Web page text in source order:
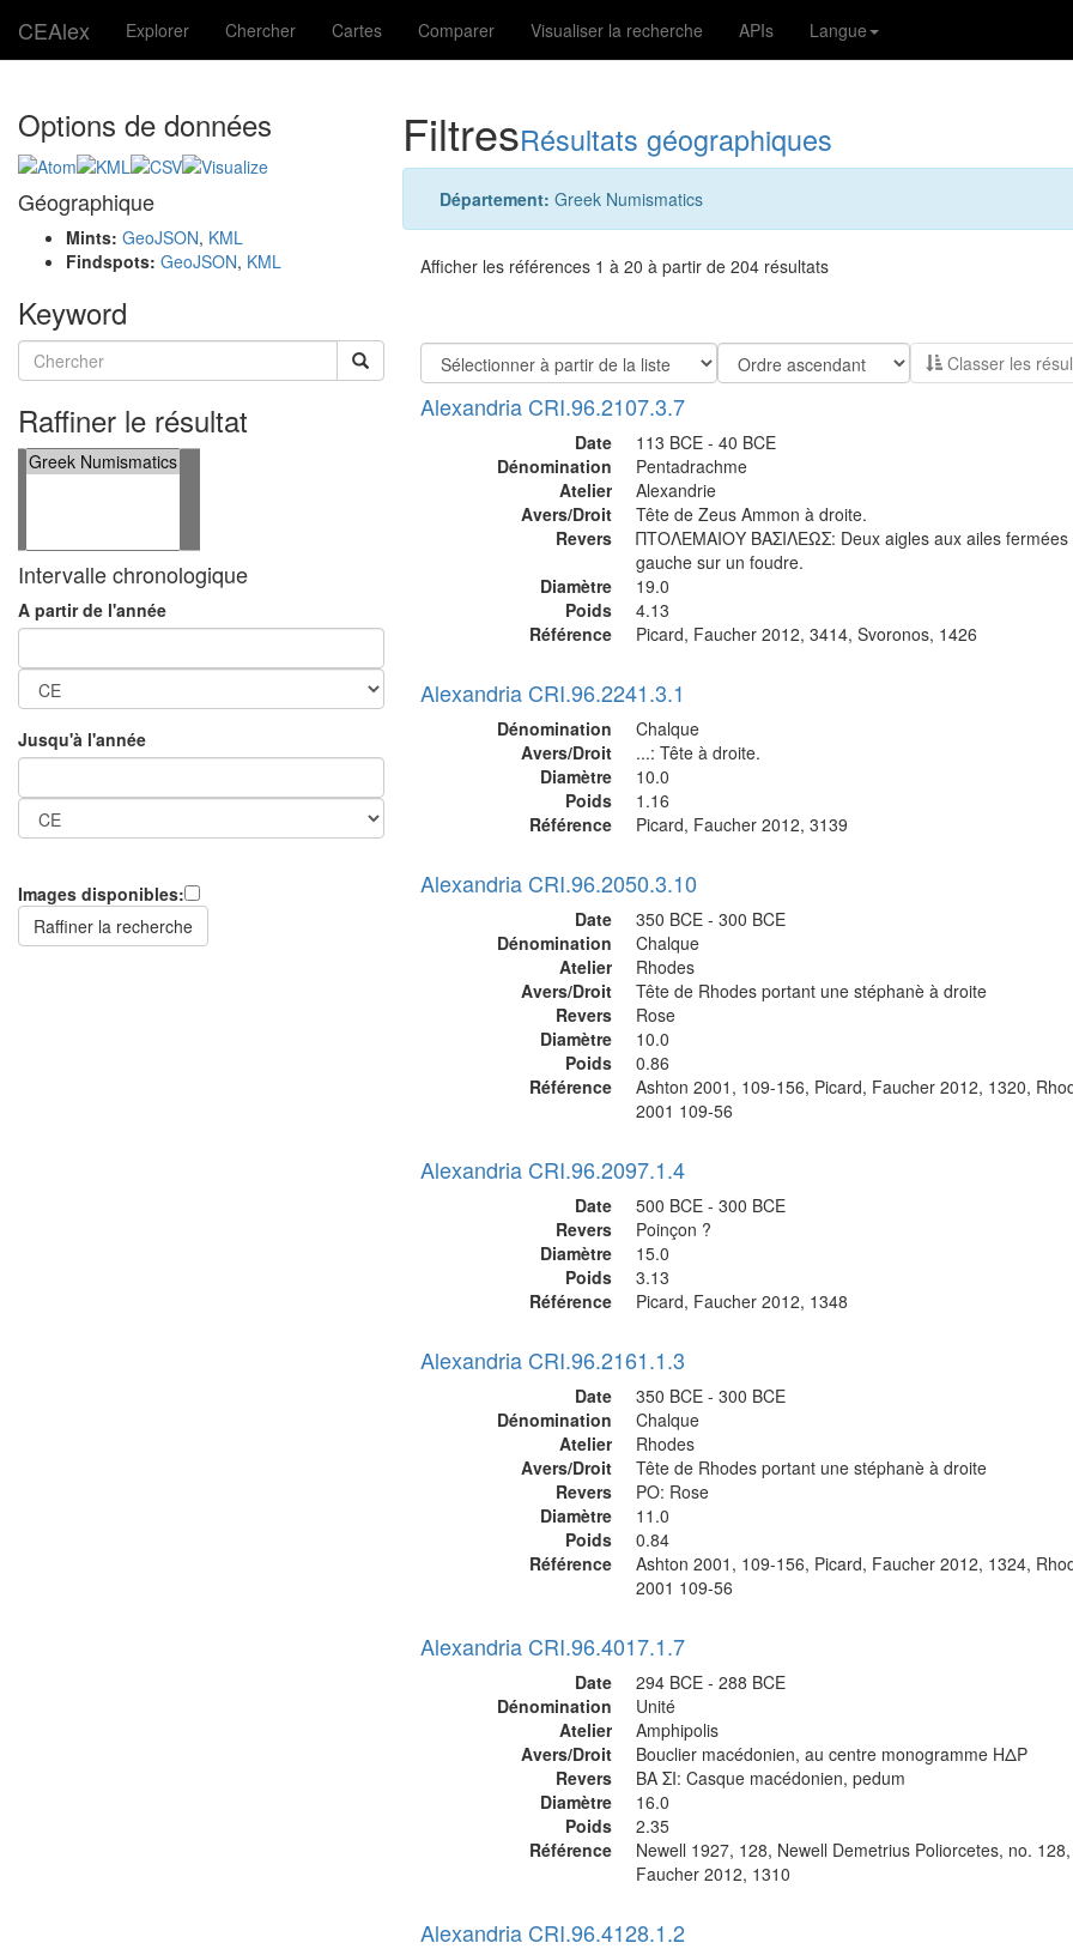
CEAlex Explorer Chercher Cartes Comparer Visualiser la recherche APIs Langue
FiltresRésultats géographiques
Département: Greek Numismatics
Afficher les références 1 à 20 à partir de 204 résultats
Classer
Alexandria CRI.96.2107.3.7
Date
113 BCE - 40 BCE
Dénomination
Pentadrachme
Atelier
Alexandrie
Avers/Droit
Tête de Zeus Ammon à droite.
Revers
ΠΤΟΛΕΜΑΙΟΥ ΒΑΣΙΛΕΩΣ: Deux aigles aux ailes fermées
gauche sur un foudre.
Diamètre
19.0
Poids
4.13
Référence
Picard, Faucher 2012, 3414, Svoronos, 1426
Alexandria CRI.96.2241.3.1
Dénomination
Chalque
Avers/Droit
...: Tête à droite.
Diamètre
10.0
Poids
1.16
Référence
Picard, Faucher 2012, 3139
Alexandria CRI.96.2050.3.10
Date
350 BCE - 300 BCE
Dénomination
Chalque
Atelier
Rhodes
Avers/Droit
Tête de Rhodes portant une stéphanè à droite
Revers
Rose
Diamètre
10.0
Poids
0.86
Référence
Ashton 2001, 109-156, Picard, Faucher 2012, 1320,
2001 109-56
Alexandria CRI.96.2097.1.4
Date
500 BCE - 300 BCE
Revers
Poinçon ?
Diamètre
15.0
Poids
3.13
Référence
Picard, Faucher 2012, 1348
Alexandria CRI.96.2161.1.3
Date
350 BCE - 300 BCE
Dénomination
Chalque
Atelier
Rhodes
Avers/Droit
Tête de Rhodes portant une stéphanè à droite
Revers
PO: Rose
Diamètre
11.0
Poids
0.84
Référence
Ashton 2001, 109-156, Picard, Faucher 2012, 1324,
2001 109-56
Alexandria CRI.96.4017.1.7
Date
294 BCE - 288 BCE
Dénomination
Unité
Atelier
Amphipolis
Avers/Droit
Bouclier macédonien, au centre monogramme ΗΔΡ
Revers
ΒΑ ΣΙ: Casque macédonien, pedum
Diamètre
16.0
Poids
2.35
Référence
Newell 1927, 128, Newell Demetrius Poliorcetes, no.
Faucher 2012, 1310
Alexandria CRI.96.4128.1.2
Options de données
Géographique
Mints: GeoJSON, KML
Findspots: GeoJSON, KML
Keyword
Raffiner le résultat
Intervalle chronologique
A partir de l'année
Jusqu'à l'année
Images disponibles: